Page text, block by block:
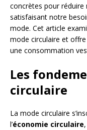
concrètes pour
satisfaisant notre
mode. Cet article
mode circulaire et
une consommation
Les
circulaire
La mode circulaire
l’économie circulaire